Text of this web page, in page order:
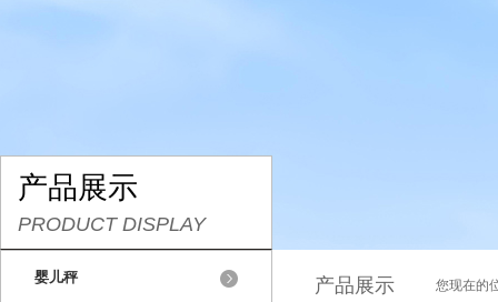
产品展示
PRODUCT DISPLAY
婴儿秤 产品展示 您现在的